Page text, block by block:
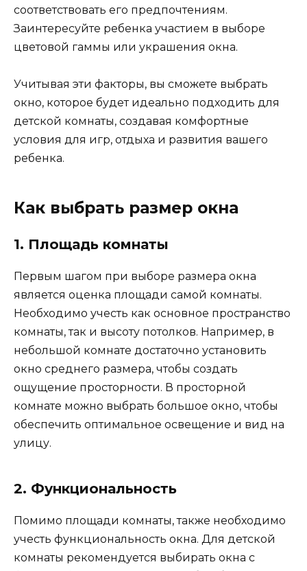
соответствовать его предпочтениям.
Заинтересуйте ребенка участием в выборе
цветовой гаммы или украшения окна.
Учитывая эти факторы, вы сможете выбрать
окно, которое будет идеально подходить для
детской комнаты, создавая комфортные
условия для игр, отдыха и развития вашего
ребенка.
Как выбрать размер окна
1. Площадь комнаты
Первым шагом при выборе размера окна
является оценка площади самой комнаты.
Необходимо учесть как основное пространство
комнаты, так и высоту потолков. Например, в
небольшой комнате достаточно установить
окно среднего размера, чтобы создать
ощущение просторности. В просторной
комнате можно выбрать большое окно, чтобы
обеспечить оптимальное освещение и вид на
улицу.
2. Функциональность
Помимо площади комнаты, также необходимо
учесть функциональность окна. Для детской
комнаты рекомендуется выбирать окна с